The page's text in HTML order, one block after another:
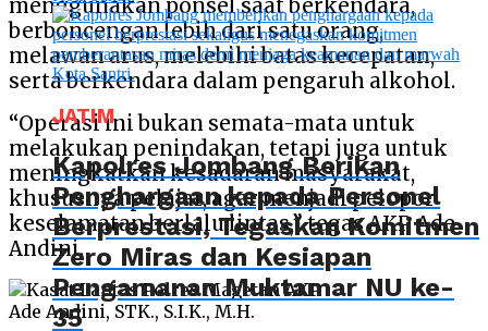
menggunakan ponsel saat berkendara,
berboncengan lebih dari satu orang,
melawan arus, melebihi batas kecepatan,
serta berkendara dalam pengaruh alkohol.
“Operasi ini bukan semata-mata untuk
melakukan penindakan, tetapi juga untuk
meningkatkan kesadaran masyarakat,
khususnya pelajar, agar menjadi pelopor
keselamatan berlalu lintas,” tegas AKP Ade
Andini.
JATIM
Kapolres Jombang Berikan
Penghargaan kepada Personel
Berprestasi, Tegaskan Komitmen
Zero Miras dan Kesiapan
Pengamanan Muktamar NU ke-
35